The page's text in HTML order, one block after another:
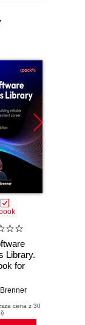
Library.
for
and a
cena z 30